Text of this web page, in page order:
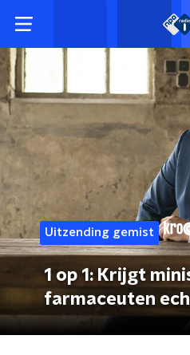
Uitzending gemist
1 op 1: Krijgt
farmaceuten